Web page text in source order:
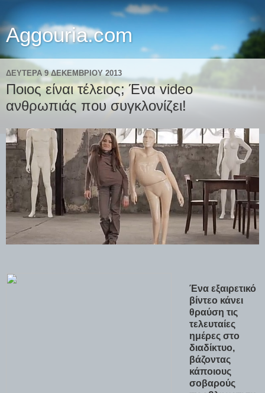
Aggouria.com
ΔΕΥΤΈΡΑ 9 ΔΕΚΕΜΒΡΊΟΥ 2013
Ποιος είναι τέλειος; Ένα video
ανθρωπιάς που συγκλονίζει!
Ένα εξαιρετικό
βίντεο κάνει
θραύση τις
τελευταίες
ημέρες στο
διαδίκτυο,
βάζοντας
κάποιους
σοβαρούς